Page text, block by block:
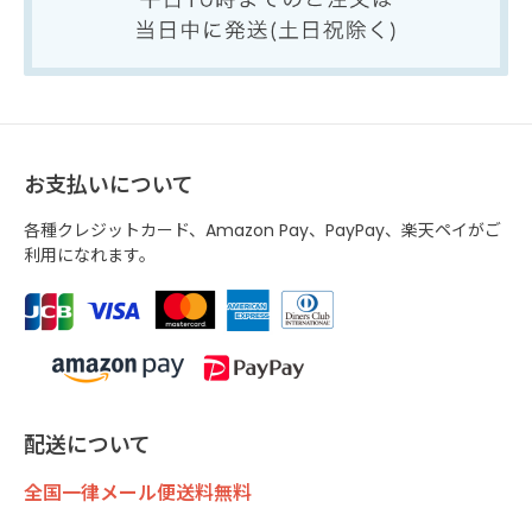
お支払いについて
各種クレジットカード、Amazon Pay、PayPay、楽天ペイがご
利用になれます。
配送について
全国一律メール便送料無料